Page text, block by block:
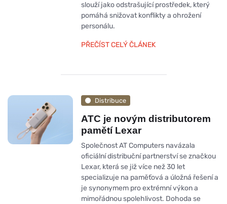
slouží jako odstrašující prostředek, který
pomáhá snižovat konflikty a ohrožení
personálu.
PŘEČÍST CELÝ ČLÁNEK
Distribuce
ATC je novým distributorem
pamětí Lexar
Společnost AT Computers navázala
oficiální distribuční partnerství se značkou
Lexar, která se již více než 30 let
specializuje na paměťová a úložná řešení a
je synonymem pro extrémní výkon a
mimořádnou spolehlivost. Dohoda se